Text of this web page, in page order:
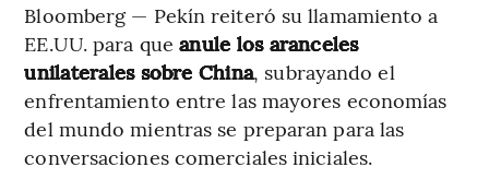
Bloomberg — Pekín reiteró su llamamiento a
EE.UU. para que anule los aranceles
unilaterales sobre China, subrayando el
enfrentamiento entre las mayores economías
del mundo mientras se preparan para las
conversaciones comerciales iniciales.